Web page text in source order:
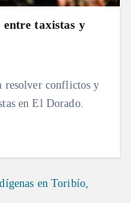
entre taxistas y
resolver conflictos y
en El Dorado.